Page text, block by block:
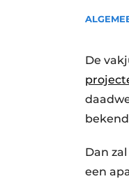
De
Dan
een